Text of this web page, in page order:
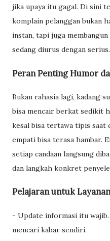
jika upaya itu gagal. Di sini
komplain pelanggan bukan
instan, tapi juga
sedang diurus dengan serius.
Peran Penting Humor
Bukan rahasia lagi, kadang
bisa mencair berkat sedikit
kesal bisa tertawa tipis saat
empati bisa terasa hambar.
setiap candaan langsung
dan langkah konkret
Pelajaran untuk
- Update informasi itu wajib.
mencari kabar sendiri.